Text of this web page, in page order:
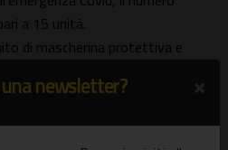
a 15 unità.
di mascherina protettiva e
una newsletter?